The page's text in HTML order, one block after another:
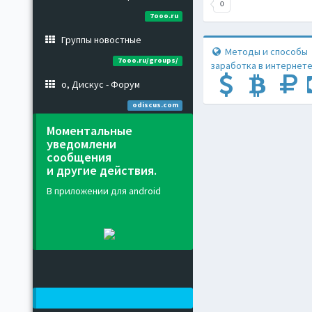
7ooo.ru
Группы новостные
7ooo.ru/groups/
о, Дискус - Форум
odiscus.com
Моментальные
уведомлени
сообщения
и другие действия.
В приложении для android
0
Методы и способы
заработка в